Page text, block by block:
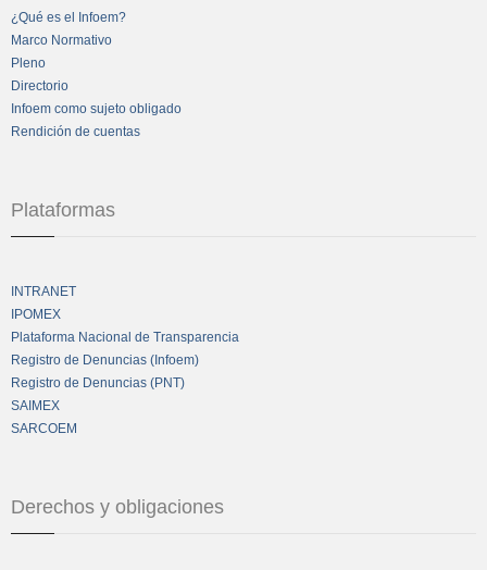
¿Qué es el Infoem?
Marco Normativo
Pleno
Directorio
Infoem como sujeto obligado
Rendición de cuentas
Plataformas
INTRANET
IPOMEX
Plataforma Nacional de Transparencia
Registro de Denuncias (Infoem)
Registro de Denuncias (PNT)
SAIMEX
SARCOEM
Derechos y obligaciones